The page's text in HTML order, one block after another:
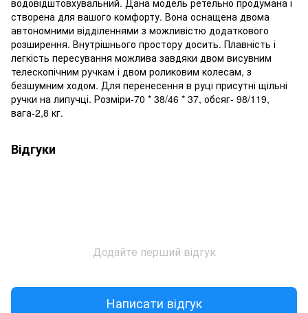
створена для вашого комфорту. Вона оснащена двома
автономними відділеннями з можливістю додаткового
розширення. Внутрішнього простору досить. Плавність і
легкість пересування можлива завдяки двом висувним
телескопічним ручкам і двом роликовим колесам, з
безшумним ходом. Для перенесення в руці присутні щільні
ручки на липучці. Розміри-70 * 38/46 * 37, обсяг- 98/119,
вага-2,8 кг.
Відгуки
Додайте перший відгук
Написати відгук